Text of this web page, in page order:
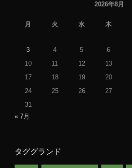
2026年8月
月 火 水 木
3
4 5 6
10
11 12 13
17
18 19 20
24
25 26 27
31
« 7月
タググランド